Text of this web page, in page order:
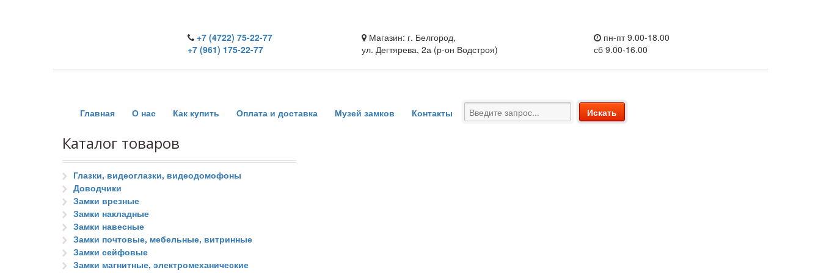
+7 (4722) 75-22-77
+7 (961) 175-22-77
Магазин: г. Белгород,
ул. Дегтярева, 2а (р-он Водстроя)
пн-пт 9.00-18.00
сб 9.00-16.00
Главная О нас Как купить Оплата и доставка Музей замков Контакты
Каталог товаров
Глазки, видеоглазки, видеодомофоны
Доводчики
Замки врезные
Замки накладные
Замки навесные
Замки почтовые, мебельные, витринные
Замки сейфовые
Замки магнитные, электромеханические